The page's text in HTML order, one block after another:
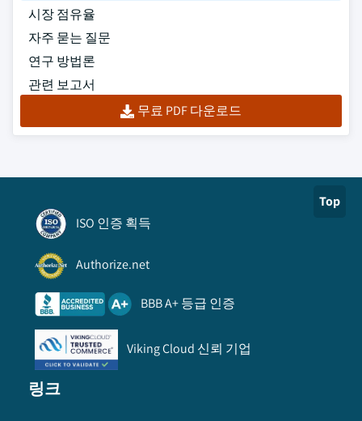
시장 점유율
자주 묻는 질문
연구 방법론
관련 보고서
무료 PDF 다운로드
Top
ISO 인증 획득
Authorize.net
BBB A+ 등급 인증
Viking Cloud 신뢰 기업
링크